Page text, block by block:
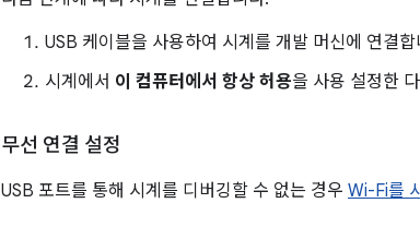
USB 케이블을 사용하여 시계를 개발 머신에 연결합
시계에서 이 컴퓨터에서 항상 허용을 사용 설정한
무선 연결 설정
USB 포트를 통해 시계를 디버깅할 수 없는 경우 Wi-Fi를